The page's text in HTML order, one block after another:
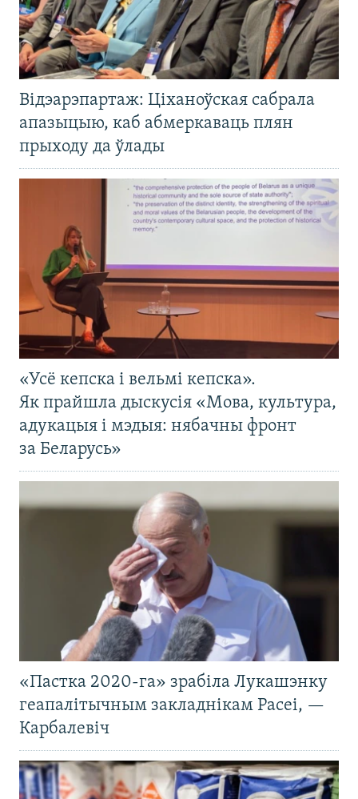
Відэарэпартаж: Ціханоўская сабрала
апазыцыю, каб абмеркаваць плян
прыходу да ўлады
«Усё кепска і вельмі кепска».
Як прайшла дыскусія «Мова, культура,
адукацыя і мэдыя: нябачны фронт
за Беларусь»
«Пастка 2020-га» зрабіла Лукашэнку
геапалітычным закладнікам Расеі, —
Карбалевіч